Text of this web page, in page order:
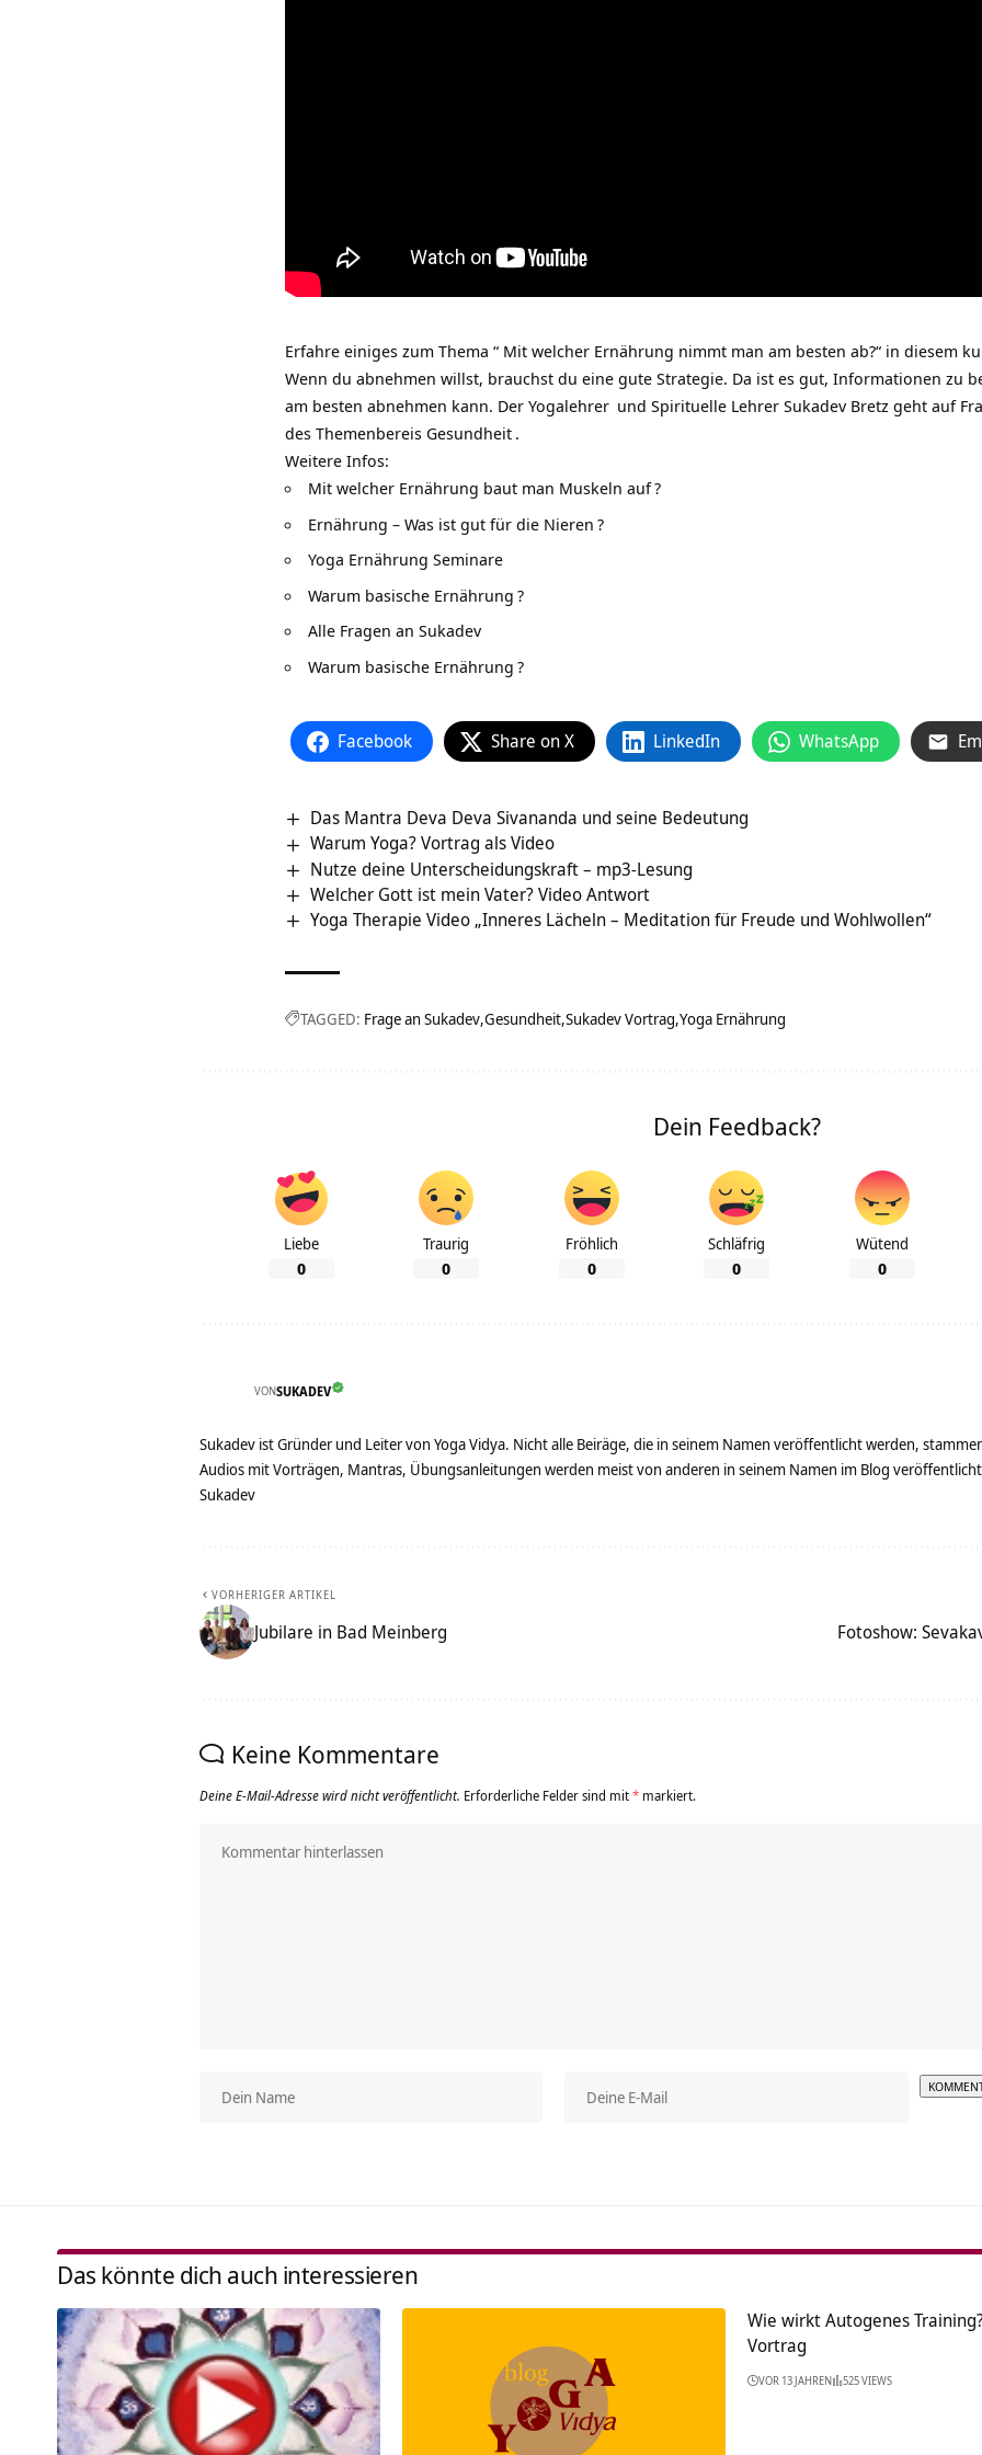
Erfahre einiges zum Thema “ Mit welcher Ernährung nimmt man am besten ab?“ in diesem
Wenn du abnehmen willst, brauchst du eine gute Strategie. Da ist es gut, Informationen zu
am besten abnehmen kann. Der Yogalehrer und Spirituelle Lehrer Sukadev Bretz geht auf
des Themenbereis Gesundheit .
Weitere Infos:
Mit welcher Ernährung baut man Muskeln auf?
Ernährung – Was ist gut für die Nieren ?
Yoga Ernährung Seminare
Warum basische Ernährung ?
Alle Fragen an Sukadev
Warum basische Ernährung ?
Facebook Share on X LinkedIn WhatsApp
Das Mantra Deva Deva Sivananda und seine Bedeutung
Warum Yoga? Vortrag als Video
Nutze deine Unterscheidungskraft – mp3-Lesung
Welcher Gott ist mein Vater? Video Antwort
Yoga Therapie Video „Inneres Lächeln – Meditation für Freude und Wohlwollen“
TAGGED: Frage an Sukadev Gesundheit Sukadev Vortrag Yoga Ernährung
Dein Feedback?
Liebe
0
Traurig
0
Fröhlich
0
Schläfrig
0
Wütend
0
VONSUKADEV
Sukadev ist Gründer und Leiter von Yoga Vidya. Nicht alle Beiräge, die in seinem Namen veröffentlicht werden,
Audios mit Vorträgen, Mantras, Übungsanleitungen werden meist von anderen in seinem Namen im Blog
Sukadev
VORHERIGER ARTIKEL
Jubilare in Bad Meinberg Fotoshow:
Keine Kommentare
Deine E-Mail-Adresse wird nicht veröffentlicht. Erforderliche Felder sind mit* markiert.
Das könnte dich auch interessieren
Wie wirkt Autogenes
Vortrag
VOR 13 JAHREN 525 VIEWS